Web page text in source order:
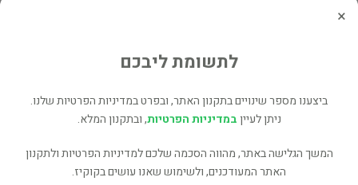
×
לתשומת ליבכם
ביצענו מספר שינויים בתקנון האתר, ובפרט במדיניות הפרטיות שלנו.
ניתן לעייןבמדיניות הפרטיות, ובתקנון המלא.
המשך הגלישה באתר, מהווה הסכמה שלכם למדיניות הפרטיות ולתקנון
האתר המעודכנים, ולשימוש שאנו עושים בקוקיז.